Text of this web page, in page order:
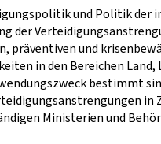
und Politik der
der
präventiven und
in den Bereichen
bestimmt
Ministerien und